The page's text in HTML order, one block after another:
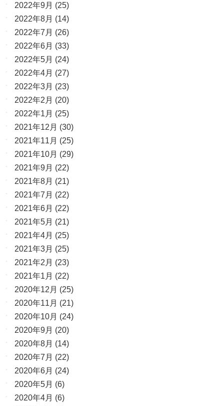
2022年9月 (25)
2022年8月 (14)
2022年7月 (26)
2022年6月 (33)
2022年5月 (24)
2022年4月 (27)
2022年3月 (23)
2022年2月 (20)
2022年1月 (25)
2021年12月 (30)
2021年11月 (25)
2021年10月 (29)
2021年9月 (22)
2021年8月 (21)
2021年7月 (22)
2021年6月 (22)
2021年5月 (21)
2021年4月 (25)
2021年3月 (25)
2021年2月 (23)
2021年1月 (22)
2020年12月 (25)
2020年11月 (21)
2020年10月 (24)
2020年9月 (20)
2020年8月 (14)
2020年7月 (22)
2020年6月 (24)
2020年5月 (6)
2020年4月 (6)